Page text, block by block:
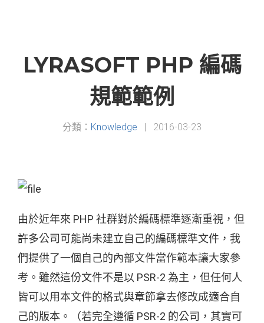
LYRASOFT PHP 編碼
規範範例
分類： Knowledge | 2016-03-23
由於近年來 PHP 社群對於編碼標準逐漸重視，但
許多公司可能尚未建立自己的編碼標準文件，我
們提供了一個自己的內部文件當作範本讓大家參
考。雖然這份文件不是以 PSR-2 為主，但任何人
皆可以用本文件的格式與章節拿去修改成適合自
己的版本。（若完全遵循 PSR-2 的公司，其實可